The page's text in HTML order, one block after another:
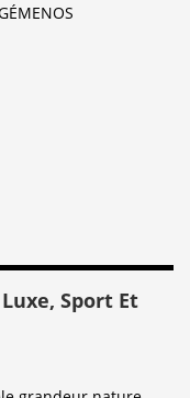
Sport Et